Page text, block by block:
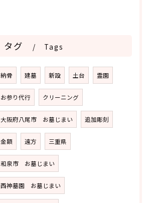
タグ Tags
納骨 建墓 新設 土台 霊園
お参り代行 クリーニング
大阪府八尾市 お墓じまい 追加彫刻
金額 遠方 三重県
和泉市 お墓じまい
西神墓園 お墓じまい